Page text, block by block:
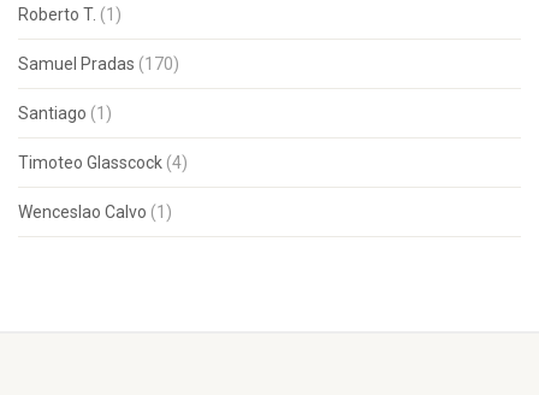
Roberto T. (1)
Samuel Pradas (170)
Santiago (1)
Timoteo Glasscock (4)
Wenceslao Calvo (1)